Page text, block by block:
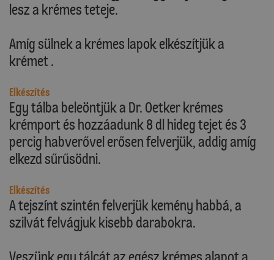
lesz a krémes teteje.
Amíg sülnek a krémes lapok elkészítjük a
krémet .
Elkészítés
Egy tálba beleöntjük a Dr. Oetker krémes
krémport és hozzáadunk 8 dl hideg tejet és 3
percig habverővel erősen felverjük, addig amíg
elkezd sűrűsödni.
Elkészítés
A tejszínt szintén felverjük kemény habbá, a
szilvát felvágjuk kisebb darabokra.